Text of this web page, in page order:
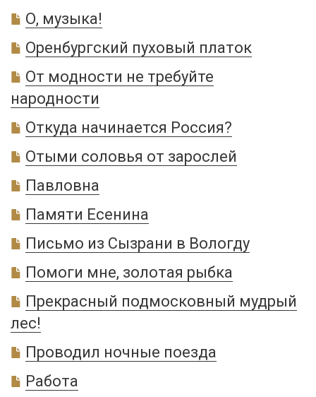
О, музыка!
Оренбургский пуховый платок
От модности не требуйте
народности
Откуда начинается Россия?
Отыми соловья от зарослей
Павловна
Памяти Есенина
Письмо из Сызрани в Вологду
Помоги мне, золотая рыбка
Прекрасный подмосковный мудрый
лес!
Проводил ночные поезда
Работа